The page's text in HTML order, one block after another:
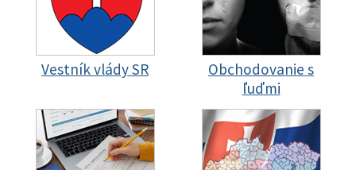
Vestník vlády SR
Obchodovanie s
ľuďmi